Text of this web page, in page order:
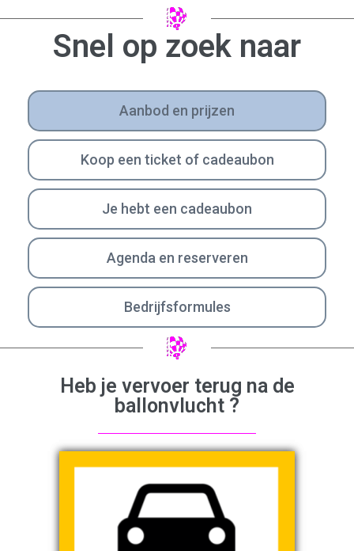
Snel op zoek naar
Aanbod en prijzen
Koop een ticket of cadeaubon
Je hebt een cadeaubon
Agenda en reserveren
Bedrijfsformules
Heb je vervoer terug na de
ballonvlucht ?